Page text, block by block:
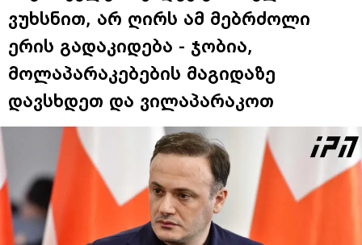
ვუხსნით, არ ღირს ამ მებრძოლი
ერის გადაკიდება - ჯობია,
მოლაპარაკებების მაგიდაზე
დავსხდეთ და ვილაპარაკოთ